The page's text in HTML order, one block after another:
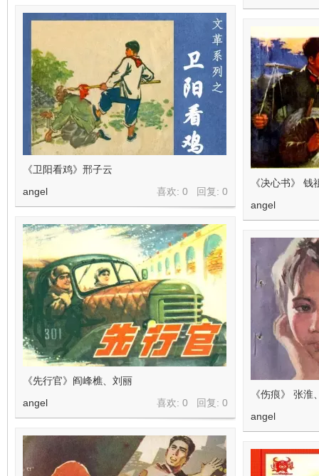
《卫阳看鸡》邢子云
喜欢: 0 回复: 0
angel
《决心书》 钱
angel
《先行官》阎峰樵、刘丽
喜欢: 0 回复: 0
angel
《伤痕》 张
angel